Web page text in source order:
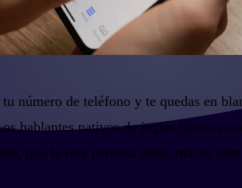
número de teléfono y te quedas en
hablantes nativos de inglés tienen
que la otra persona anote mal tu